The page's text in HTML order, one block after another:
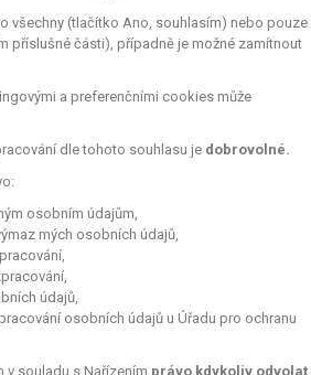
všechny (tlačítko Ano, souhlasím) nebo pouze
příslušné části), případně je možné zamítnout
a preferenčními cookies může
dle tohoto souhlasu je dobrovolné.
osobním údajům,
mých osobních údajů,
údajů,
osobních údajů u Úřadu pro ochranu
v souladu s Nařízením právo kdykoliv odvolat